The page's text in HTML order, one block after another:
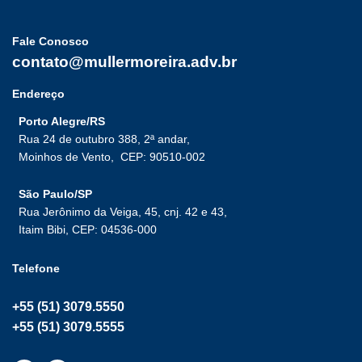
Fale Conosco
contato@mullermoreira.adv.br
Endereço
Porto Alegre/RS
Rua 24 de outubro 388, 2ª andar,
Moinhos de Vento, CEP: 90510-002
São Paulo/SP
Rua Jerônimo da Veiga, 45, cnj. 42 e 43,
Itaim Bibi, CEP: 04536-000
Telefone
+55 (51) 3079.5550
+55 (51) 3079.5555